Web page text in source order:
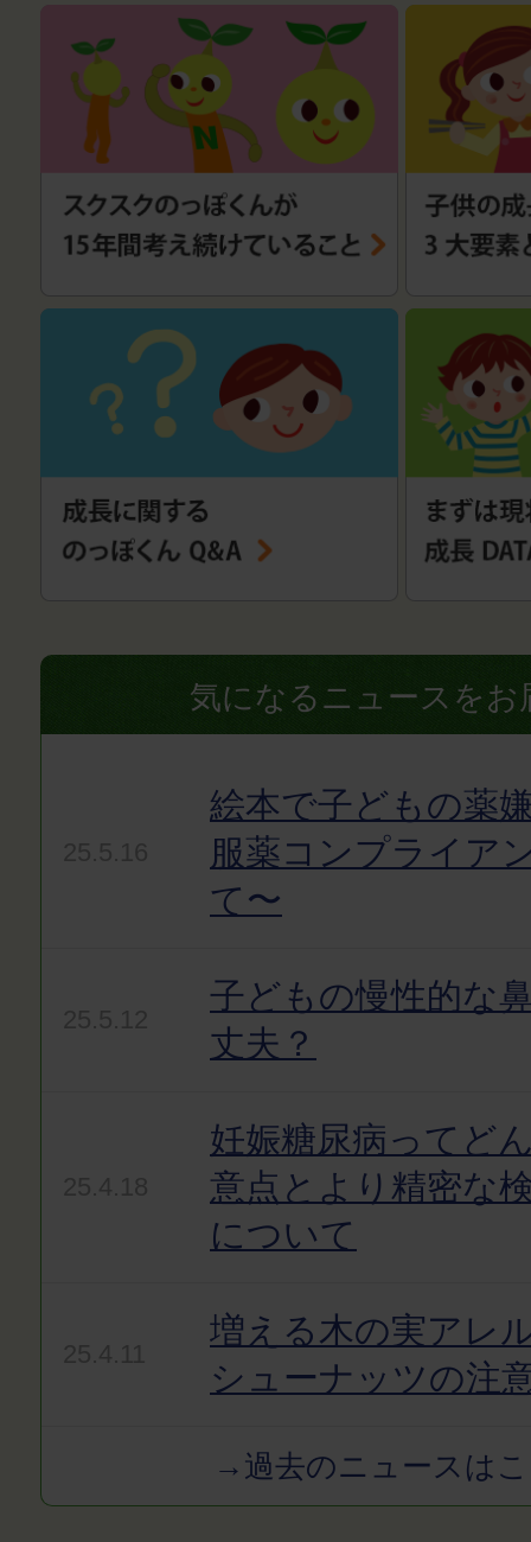
気になるニュースをお
絵本で子どもの薬
服薬コンプライア
て〜
子どもの慢性的な
丈夫？
妊娠糖尿病ってど
意点とより精密な
について
増える木の実アレ
シューナッツの注
→過去のニュースは